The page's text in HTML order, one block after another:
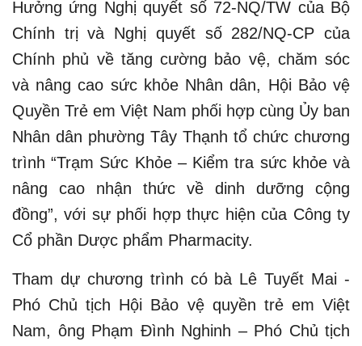
Hưởng ứng Nghị quyết số 72-NQ/TW của Bộ
Chính trị và Nghị quyết số 282/NQ-CP của
Chính phủ về tăng cường bảo vệ, chăm sóc
và nâng cao sức khỏe Nhân dân, Hội Bảo vệ
Quyền Trẻ em Việt Nam phối hợp cùng Ủy ban
Nhân dân phường Tây Thạnh tổ chức chương
trình “Trạm Sức Khỏe – Kiểm tra sức khỏe và
nâng cao nhận thức về dinh dưỡng cộng
đồng”, với sự phối hợp thực hiện của Công ty
Cổ phần Dược phẩm Pharmacity.
Tham dự chương trình có bà Lê Tuyết Mai -
Phó Chủ tịch Hội Bảo vệ quyền trẻ em Việt
Nam, ông Phạm Đình Nghinh – Phó Chủ tịch